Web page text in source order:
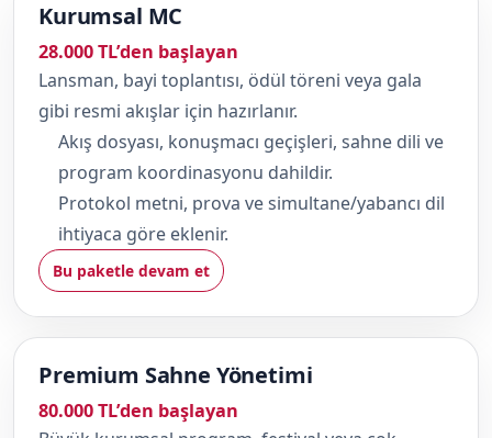
Kurumsal MC
28.000 TL’den başlayan
Lansman, bayi toplantısı, ödül töreni veya gala
gibi resmi akışlar için hazırlanır.
Akış dosyası, konuşmacı geçişleri, sahne dili ve
program koordinasyonu dahildir.
Protokol metni, prova ve simultane/yabancı dil
ihtiyaca göre eklenir.
Bu paketle devam et
Premium Sahne Yönetimi
80.000 TL’den başlayan